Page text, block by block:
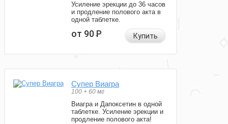
Усиление эрекции до 36 часов
и продление полового акта в
одной таблетке.
от 90Р Купить
Супер Виагра
100 + 60 мг
Виагра и Дапоксетин в одной
таблетке. Усиление эрекции и
продление полового акта!